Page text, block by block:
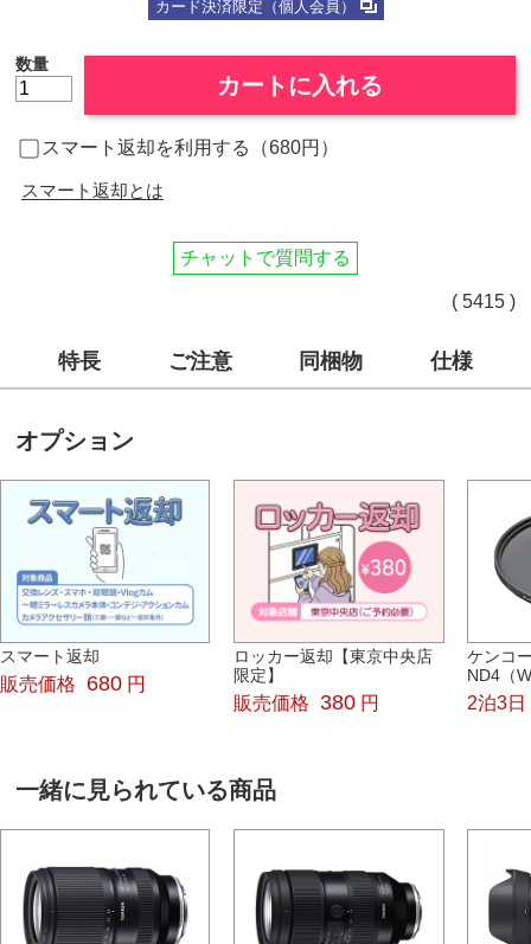
カード決済限定（個人会員）
数量
カートに入れる
スマート返却を利用する（680円）
スマート返却とは
チャットで質問する
( 5415 )
特長 ご注意 同梱物 仕様
オプション
スマート返却
販売価格 680 円
ロッカー返却【東京中央店
限定】
販売価格 380 円
ケンコ
ND4（
2泊3日
一緒に見られている商品